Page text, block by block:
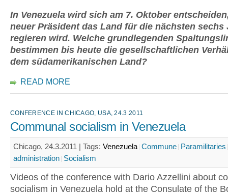
In Venezuela wird sich am 7. Oktober
neuer Präsident das Land für die nächsten sechs
regieren wird. Welche grundlegenden
bestimmen bis heute die gesellschaftlichen
dem südamerikanischen Land?
READ MORE
CONFERENCE IN CHICAGO, USA, 24.3.2011
Communal socialism in Venezuela
Chicago, 24.3.2011 | Tags: Venezuela Commune Paramilitaries
administration Socialism
Videos of the conference with Dario Azzellini about
socialism in Venezuela hold at the Consulate of the